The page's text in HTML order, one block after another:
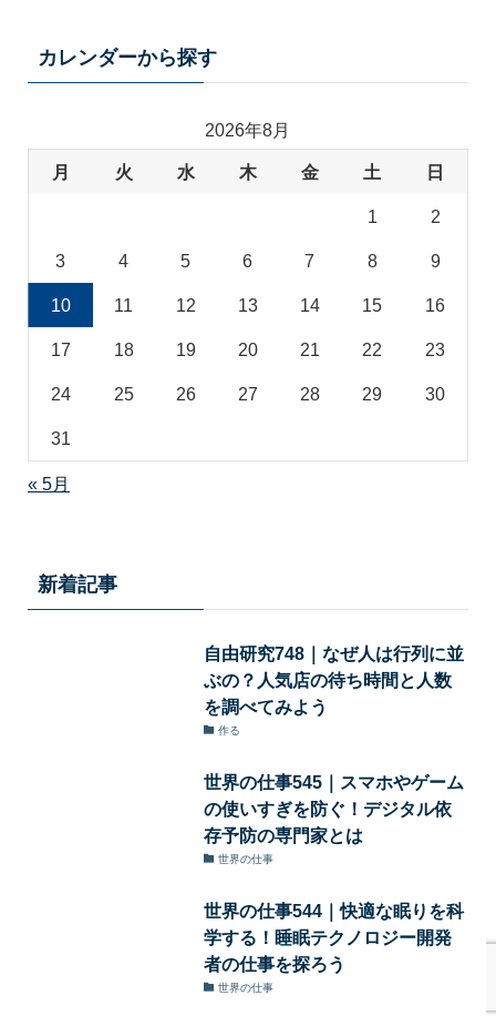
カレンダーから探す
2026年8月
月 火 水 木 金 土 日
1 2
3 4 5 6 7 8 9
10 11 12 13 14 15 16
17 18 19 20 21 22 23
24 25 26 27 28 29 30
31
« 5月
新着記事
自由研究748｜なぜ人は行列に並
ぶの？人気店の待ち時間と人数
を調べてみよう
作る
世界の仕事545｜スマホやゲーム
の使いすぎを防ぐ！デジタル依
存予防の専門家とは
世界の仕事
世界の仕事544｜快適な眠りを科
学する！睡眠テクノロジー開発
者の仕事を探ろう
世界の仕事